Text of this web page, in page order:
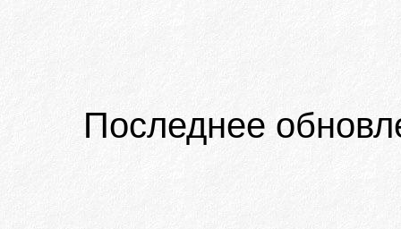
Последнее